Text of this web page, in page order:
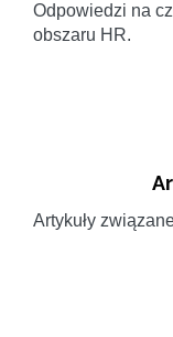
Odpowiedzi na
obszaru HR.
Artykuły